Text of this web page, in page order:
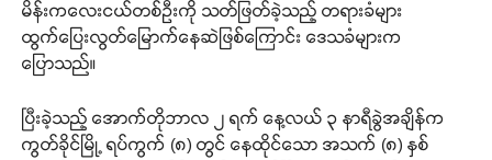
မိန်းကလေးငယ်တစ်ဦးကို သတ်ဖြတ်ခဲ့သည့် တရားခံများ
ထွက်ပြေးလွတ်မြောက်နေဆဲဖြစ်ကြောင်း ဒေသခံများက
ပြောသည်။
ပြီးခဲ့သည့် အောက်တိုဘာလ ၂ ရက် နေ့လယ် ၃ နာရီခွဲအချိန်က
ကွတ်ခိုင်မြို့ ရပ်ကွက် (၈) တွင် နေထိုင်သော အသက် (၈) နှစ်